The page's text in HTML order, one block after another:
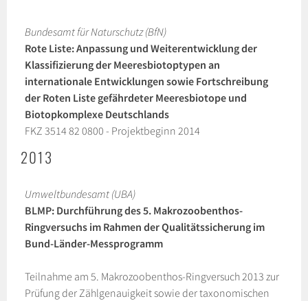
Bundesamt für Naturschutz (BfN)
Rote Liste: Anpassung und Weiterentwicklung der
Klassifizierung der Meeresbiotoptypen an
internationale Entwicklungen sowie Fortschreibung
der Roten Liste gefährdeter Meeresbiotope und
Biotopkomplexe Deutschlands
FKZ 3514 82 0800 - Projektbeginn 2014
2013
Umweltbundesamt (UBA)
BLMP: Durchführung des 5. Makrozoobenthos-
Ringversuchs im Rahmen der Qualitätssicherung im
Bund-Länder-Messprogramm
Teilnahme am 5. Makrozoobenthos-Ringversuch 2013 zur
Prüfung der Zählgenauigkeit sowie der taxonomischen